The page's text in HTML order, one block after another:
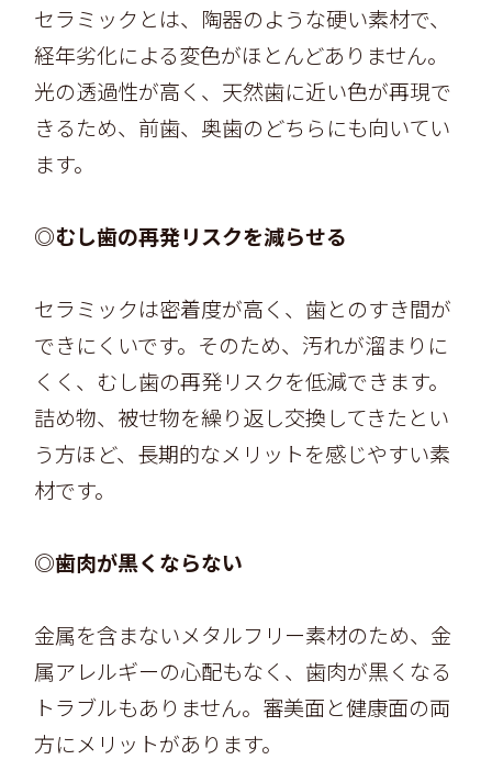
セラミックとは、陶器のような硬い素材で、
経年劣化による変色がほとんどありません。
光の透過性が高く、天然歯に近い色が再現で
きるため、前歯、奥歯のどちらにも向いてい
ます。
◎むし歯の再発リスクを減らせる
セラミックは密着度が高く、歯とのすき間が
できにくいです。そのため、汚れが溜まりに
くく、むし歯の再発リスクを低減できます。
詰め物、被せ物を繰り返し交換してきたとい
う方ほど、長期的なメリットを感じやすい素
材です。
◎歯肉が黒くならない
金属を含まないメタルフリー素材のため、金
属アレルギーの心配もなく、歯肉が黒くなる
トラブルもありません。審美面と健康面の両
方にメリットがあります。